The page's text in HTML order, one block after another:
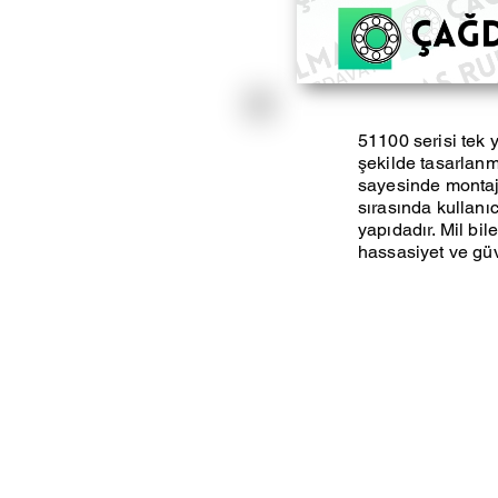
51100 serisi tek
şekilde
sayesinde
sırasında
yapıdadır. Mil
hassasiyet ve